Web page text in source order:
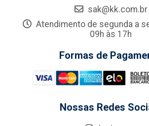
sak@kk.com.br
Atendimento de segunda a
09h às 17h
Formas de
Nossas Redes